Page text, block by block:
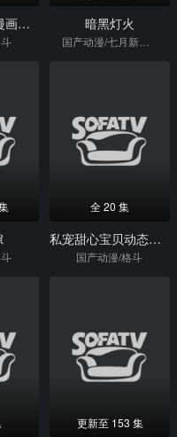
嚣张狂妃动态漫画第2季 暗黑灯火
国产动漫/七月新番/热血/日本动漫
全 20 集
私宠甜心宝贝动态漫画第3季
国产动漫/格斗
更新至 153 集